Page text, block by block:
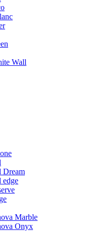
Wall
Dream
edge
Marble
Onyx